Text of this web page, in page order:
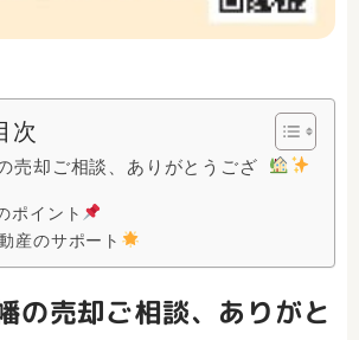
次
売却ご相談、ありがとうござ
ポイント
産のサポート
の売却ご相談、ありがと